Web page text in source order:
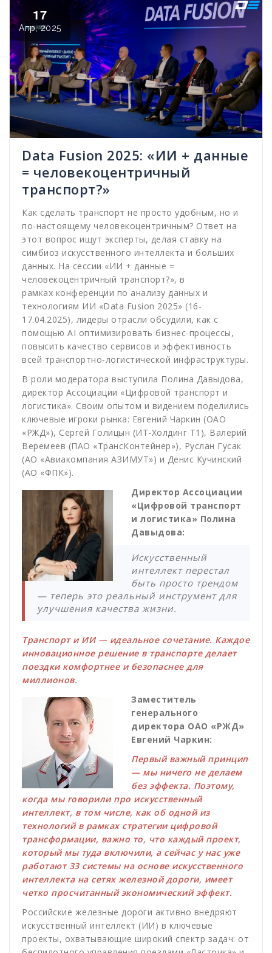
17
Апр, 2025
Data Fusion 2025: «ИИ + данные
= человекоцентричный
транспорт?»
Как сделать транспорт не просто удобным, но и
по-настоящему человекоцентричным? Ответ на
этот вопрос ищут эксперты, делая ставку на
симбиоз искусственного интеллекта и больших
данных. На сессии «ИИ + данные =
человекоцентричный транспорт?», в
рамках конференции по анализу данных и
технологиям ИИ «Data Fusion 2025» (16-
17.04.2025), лидеры отрасли обсудили, как с
помощью AI оптимизировать бизнес-процессы,
повысить качество сервисов и эффективность
всей транспортно-логистической инфраструктуры.
В роли модератора выступила Полина Давыдова,
директор Ассоциации «Цифровой транспорт и
логистика». Своим опытом и видением поделились
ключевые игроки рынка: Евгений Чаркин (ОАО
«РЖД»), Сергей Голицын (ИТ-Холдинг Т1), Валерий
Веремеев (ПАО «ТрансКонтейнер»), Руслан Гусак
(АО «Авиакомпания АЗИМУТ») и Денис Кучинский
(АО «ФПК»).
Директор Ассоциации
«Цифровой транспорт
и логистика» Полина
Давыдова:
Искусственный
интеллект перестал
быть просто трендом
— теперь это реальный инструмент для
улучшения качества жизни.
Транспорт и ИИ — идеальное сочетание. Каждое
инновационное решение в транспорте делает
поездки комфортнее и безопаснее для
миллионов.
Заместитель
генерального
директора ОАО «РЖД»
Евгений Чаркин:
Первый важный принцип
— мы ничего не делаем
без эффекта. Поэтому,
когда мы говорили про искусственный
интеллект, в том числе, как об одной из
технологий в рамках стратегии цифровой
трансформации, важно то, что каждый проект,
который мы туда включили, а сейчас у нас уже
работают 33 системы на основе искусственного
интеллекта на сетях железной дороги, имеет
четко просчитанный экономический эффект.
Российские железные дороги активно внедряют
искусственный интеллект (ИИ) в ключевые
проекты, охватывающие широкий спектр задач: от